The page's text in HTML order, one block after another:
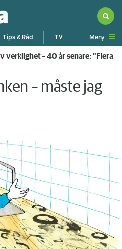
Tips & Råd TV Meny
verklighet – 40 år senare: "Flera
– måste jag